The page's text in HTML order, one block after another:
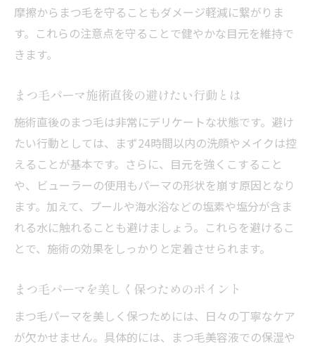
摩擦からまつ毛を守ることもダメージ軽減に繋がりま
す。これらの注意点を守ることで健やかな目元を維持で
きます。
まつ毛パーマ施術直後の避けたい行動とは
施術直後のまつ毛は非常にデリケートな状態です。避け
たい行動としては、まず24時間以内の洗顔やメイクは控
えることが基本です。さらに、目元を強くこすること
や、ビューラーの使用もパーマの形状を崩す原因となり
ます。加えて、プールや海水浴などの塩素や塩分が含ま
れる水に触れることも避けましょう。これらを避けるこ
とで、施術の効果をしっかりと定着させられます。
まつ毛パーマを美しく保つためのポイント
まつ毛パーマを美しく保つためには、日々の丁寧なケア
が欠かせません。具体的には、まつ毛美容液での保湿や